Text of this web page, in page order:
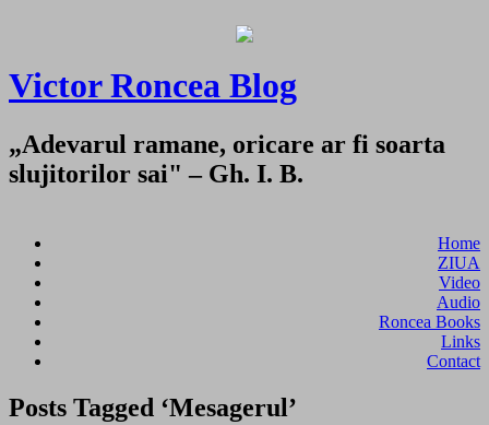
Victor Roncea Blog
„Adevarul ramane, oricare ar fi soarta
slujitorilor sai" – Gh. I. B.
Home
ZIUA
Video
Audio
Roncea Books
Links
Contact
Posts Tagged ‘Mesagerul’